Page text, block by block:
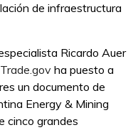
de infraestructura
Ricardo Auer
Trade.gov ha puesto a
un documento de
Energy & Mining
cinco grandes